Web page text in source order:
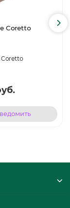
Coretto